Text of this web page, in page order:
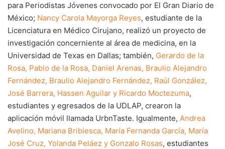
para Periodistas Jóvenes convocado por El Gran Diario de
México; Nancy Carola Mayorga Reyes, estudiante de la
Licenciatura en Médico Cirujano, realizó un proyecto de
investigación concerniente al área de medicina, en la
Universidad de Texas en Dallas; también, Gerardo de la
Rosa, Pablo de la Rosa, Daniel Arenas, Braulio Alejandro
Fernández, Braulio Alejandro Fernández, Raúl González,
José Barrera, Hassen Aguilar y Ricardo Moctezuma,
estudiantes y egresados de la UDLAP, crearon la
aplicación móvil llamada UrbnTaste. Igualmente, Andrea
Avelino, Mariana Bribiesca, María Fernanda García, María
José Cruz, Yolanda Peláez y Gonzalo Rosas, estudiantes